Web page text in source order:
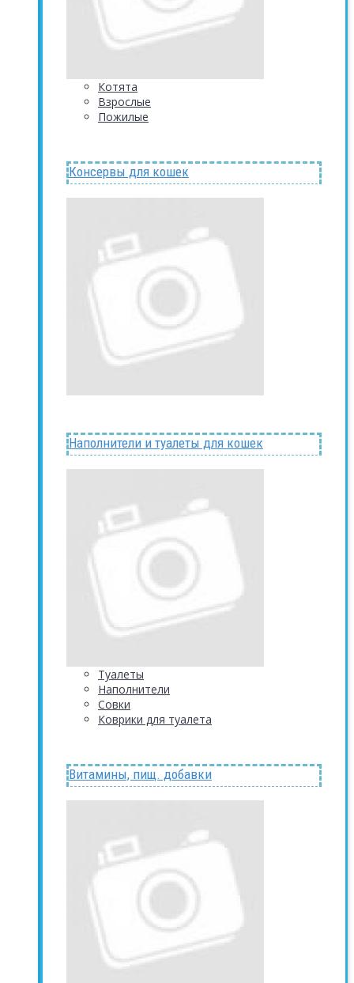
Котята
Взрослые
Пожилые
Консервы для кошек
Наполнители и туалеты для кошек
Туалеты
Наполнители
Совки
Коврики для туалета
Витамины, пищ. добавки